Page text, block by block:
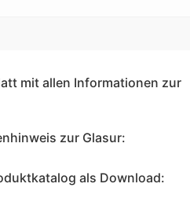
mit allen Informationen zur
zur Glasur:
als Download: